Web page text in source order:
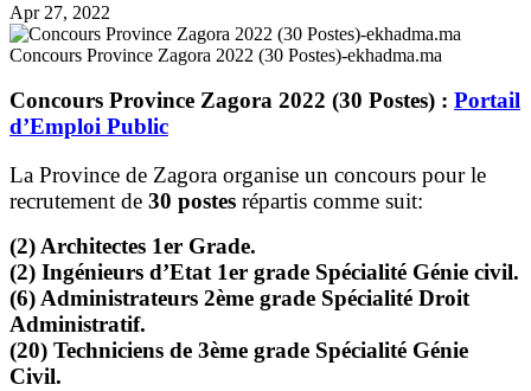
Apr 27, 2022
Concours Province Zagora 2022 (30 Postes)-ekhadma.ma
Concours Province Zagora 2022 (30 Postes) : Portail
d’Emploi Public
La Province de Zagora organise un concours pour le
recrutement de 30 postes répartis comme suit:
(2) Architectes 1er Grade.
(2) Ingénieurs d’Etat 1er grade Spécialité Génie civil.
(6) Administrateurs 2ème grade Spécialité Droit
Administratif.
(20) Techniciens de 3ème grade Spécialité Génie
Civil.